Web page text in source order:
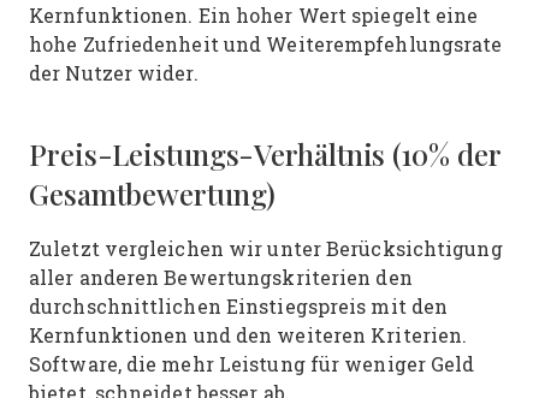
Kernfunktionen. Ein hoher Wert spiegelt eine
hohe Zufriedenheit und Weiterempfehlungsrate
der Nutzer wider.
Preis-Leistungs-Verhältnis (10% der
Gesamtbewertung)
Zuletzt vergleichen wir unter Berücksichtigung
aller anderen Bewertungskriterien den
durchschnittlichen Einstiegspreis mit den
Kernfunktionen und den weiteren Kriterien.
Software, die mehr Leistung für weniger Geld
bietet, schneidet besser ab.